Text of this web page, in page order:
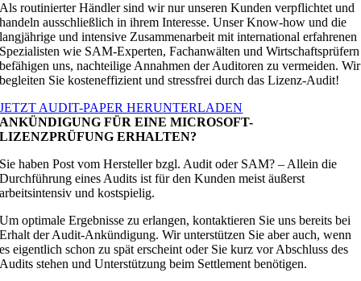
Als routinierter Händler sind wir nur unseren Kunden verpflichtet und
handeln ausschließlich in ihrem Interesse. Unser Know-how und die
langjährige und intensive Zusammenarbeit mit international erfahrenen
Spezialisten wie SAM-Experten, Fachanwälten und Wirtschaftsprüfern
befähigen uns, nachteilige Annahmen der Auditoren zu vermeiden. Wir
begleiten Sie kosteneffizient und stressfrei durch das Lizenz-Audit!
JETZT AUDIT-PAPER HERUNTERLADEN
ANKÜNDIGUNG FÜR EINE MICROSOFT-
LIZENZPRÜFUNG ERHALTEN?
Sie haben Post vom Hersteller bzgl. Audit oder SAM? – Allein die
Durchführung eines Audits ist für den Kunden meist äußerst
arbeitsintensiv und kostspielig.
Um optimale Ergebnisse zu erlangen, kontaktieren Sie uns bereits bei
Erhalt der Audit-Ankündigung. Wir unterstützen Sie aber auch, wenn
es eigentlich schon zu spät erscheint oder Sie kurz vor Abschluss des
Audits stehen und Unterstützung beim Settlement benötigen.